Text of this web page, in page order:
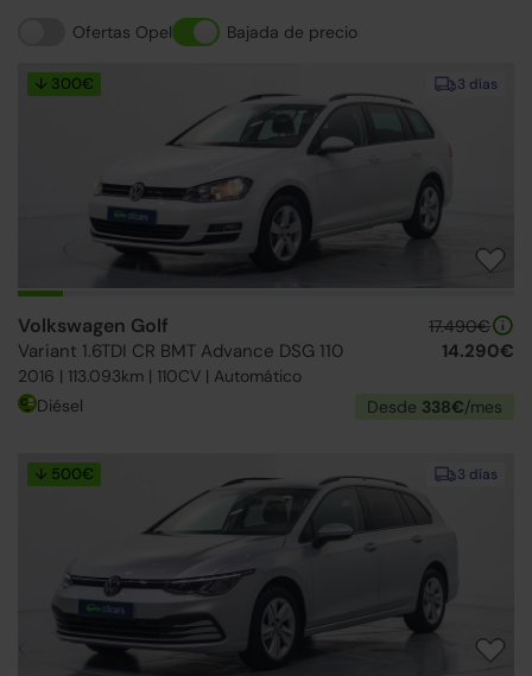
Ofertas Opel Bajada de precio
3 días
↓ 300€
Volkswagen Golf
Variant 1.6TDI CR BMT Advance DSG 110
2016 | 113.093km | 110CV | Automático
17.490€
14.290€
Diésel Desde 338€/mes
3 días
↓ 500€